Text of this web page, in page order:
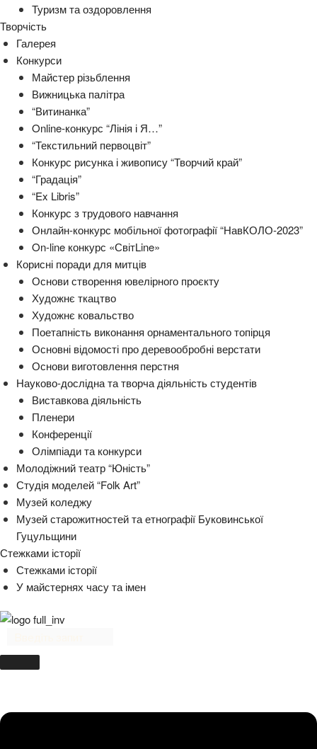
Туризм та оздоровлення
Творчість
Галерея
Конкурси
Майстер різьблення
Вижницька палітра
“Витинанка”
Online-конкурс “Лінія і Я…”
“Текстильний первоцвіт”
Конкурс рисунка і живопису “Творчий край”
“Градація”
“Ex Libris”
Конкурс з трудового навчання
Онлайн-конкурс мобільної фотографії “НавКОЛО-2023”
On-line конкурс «СвітLine»
Корисні поради для митців
Основи створення ювелірного проєкту
Художнє ткацтво
Художнє ковальство
Поетапність виконання орнаментального топірця
Основні відомості про деревообробні верстати
Основи виготовлення перстня
Науково-дослідна та творча діяльність студентів
Виставкова діяльність
Пленери
Конференції
Олімпіади та конкурси
Молодіжний театр “Юність”
Студія моделей “Folk Art”
Музей коледжу
Музей старожитностей та етнографії Буковинської
Гуцульщини
Стежками історії
Стежками історії
У майстернях часу та імен